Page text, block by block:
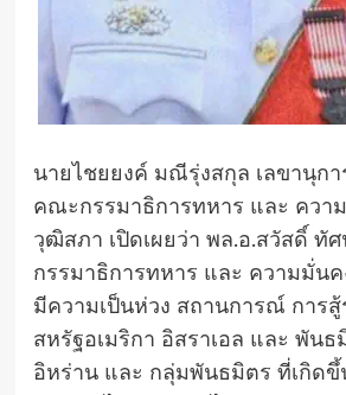
นายไชยยงค์ มณีรุ่งสกุล เลขานุก
คณะกรรมาธิการทหาร และ ควา
วุฒิสภา เปิดเผยว่า พล.อ.สวัสดิ์ ทั
กรรมาธิการทหาร และ ความมั่น
มีความเป็นห่วง สถานการณ์ การสู้
สหรัฐอเมริกา อิสราเอล และ พันธ
อิหร่าน และ กลุ่มพันธมิตร ที่เกิดขึ้